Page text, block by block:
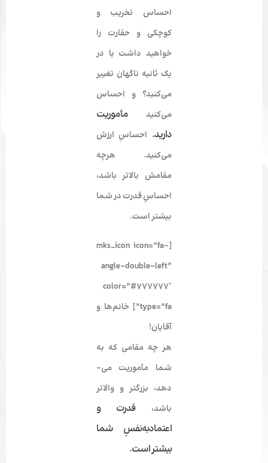
احساس تخریب و
کوچکی و حقارت را
خواهید داشت یا در
یک ثانیه ناگهان تغییر
می‌کنید؟ و احساس
می­‌کنیدمأموریت
دارید. احساسِ ارزش
می‌­کنید. هرچه
مقامش بالاتر باشد،
احساسِ قدرت در شما
بیشتر است.
[mks_icon icon=”fa-
angle-double-left”
color=”#777777″
type=”fa”] خانم‌­ها و
آقایان!
هر چه مقامی که به
شما مأموریت می‌­
دهد، بزرگتر و والاتر
باشد،قدرت و
اعتمادبه‌­­نفسِ شما
بیشتر است.